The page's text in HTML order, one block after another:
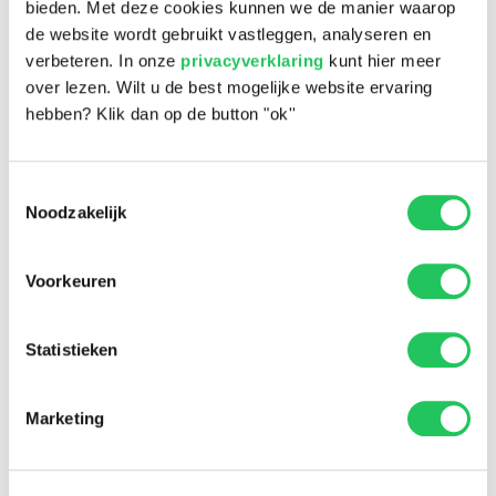
bieden. Met deze cookies kunnen we de manier waarop
de website wordt gebruikt vastleggen, analyseren en
verbeteren. In onze privacyverklaring kunt hier meer
over lezen. Wilt u de best mogelijke website ervaring
hebben? Klik dan op de button "ok''
Noodzakelijk
Voorkeuren
Statistieken
Marketing
Snel en eenvoudig